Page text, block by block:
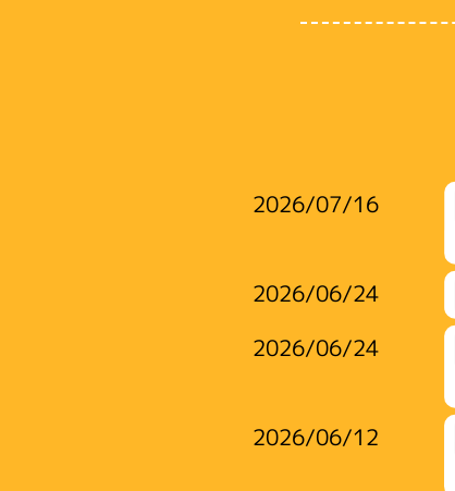
2026/07/16
2026/06/24
2026/06/24
2026/06/12